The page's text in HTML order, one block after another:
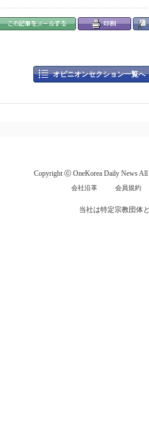
オピニオンセクション一覧へ
Copyright ⓒ OneKorea Daily News All
会社沿革 会員規約
当社は特定宗教団体